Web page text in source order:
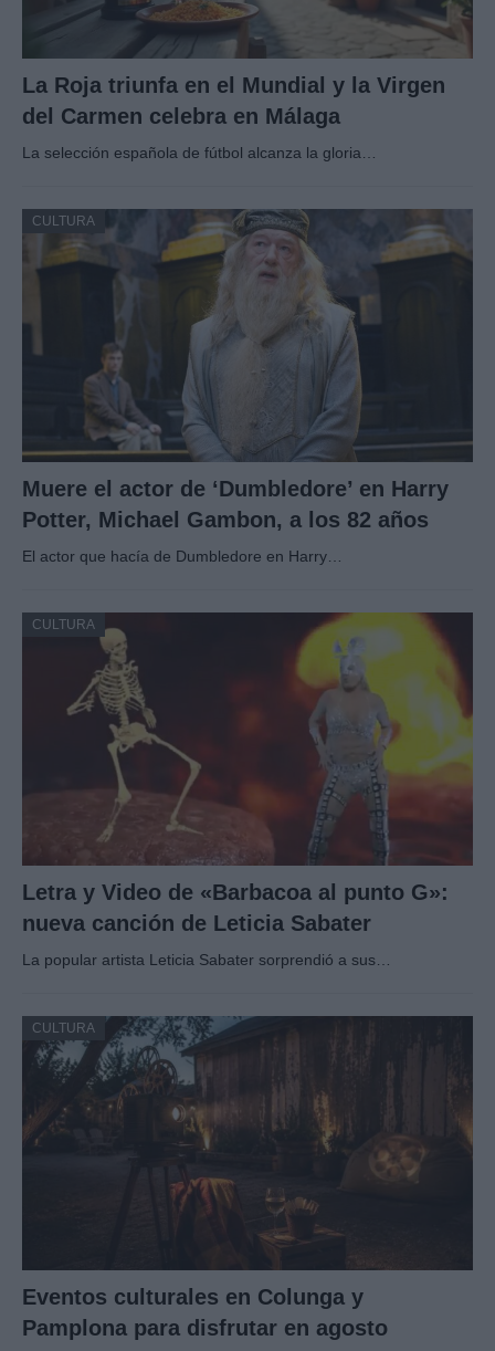
La Roja triunfa en el Mundial y la Virgen
del Carmen celebra en Málaga
La selección española de fútbol alcanza la gloria…
CULTURA
Muere el actor de ‘Dumbledore’ en Harry
Potter, Michael Gambon, a los 82 años
El actor que hacía de Dumbledore en Harry…
CULTURA
Letra y Video de «Barbacoa al punto G»:
nueva canción de Leticia Sabater
La popular artista Leticia Sabater sorprendió a sus…
CULTURA
Eventos culturales en Colunga y
Pamplona para disfrutar en agosto